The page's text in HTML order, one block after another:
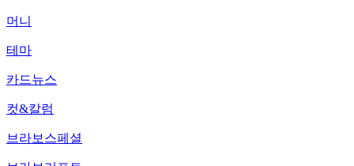
머니
테마
카드뉴스
컷&칼럼
브라보스페셜